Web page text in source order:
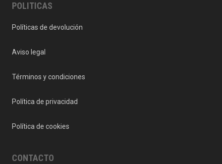
POLITICAS
Políticas de devolución
Aviso legal
Términos y condiciones
Política de privacidad
Política de cookies
CONTACTO